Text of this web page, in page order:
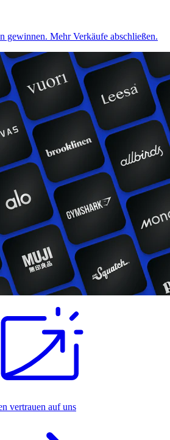
gewinnen. Mehr Verkäufe abschließen.
vertrauen auf uns